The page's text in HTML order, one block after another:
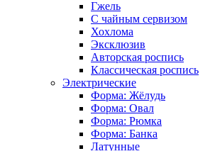
Гжель
С чайным сервизом
Хохлома
Эксклюзив
Авторская роспись
Классическая роспись
Электрические
Форма: Жёлудь
Форма: Овал
Форма: Рюмка
Форма: Банка
Латунные